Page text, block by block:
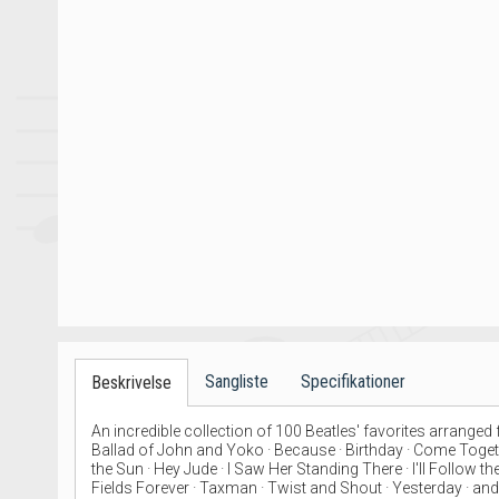
Beskrivelse Sangliste Specifikationer
An incredible collection of 100 Beatles' favorites arranged
Ballad of John and Yoko · Because · Birthday · Come
the Sun · Hey Jude · I Saw Her Standing There · I'll Follow
Fields Forever · Taxman · Twist and Shout · Yesterday ·